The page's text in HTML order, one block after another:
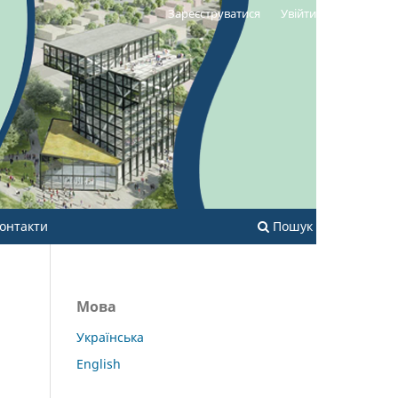
Пошук
Зареєструватися Увійти
Мова
Українська
English